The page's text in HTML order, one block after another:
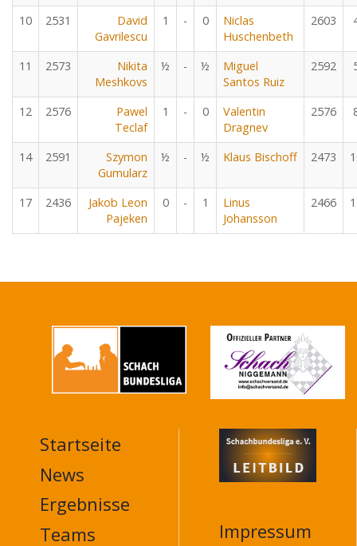
10 2531
David
Gavrilescu
1 - 0
Niclas
Huschenbeth
2603
11 2573
Nikita
Meshkovs
½ - ½
Miguel
Santos Ruiz
2592
12 2576
Pawel
Teclaf
1 - 0
Valentin
Dragnev
2576
14 2591
Szymon
Gumularz
½ - ½ Klaus Bischoff 2473
17 2436
Jakob Leon
Pajeken
0 - 1
Linus
Johansson
2466
MAIN
NAVIGATION
FOOTER
Startseite
News
Ergebnisse
Teams
Impressum